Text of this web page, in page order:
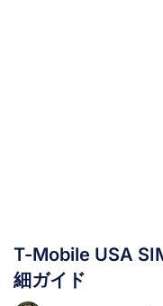
T-Mobile USA
細ガイド